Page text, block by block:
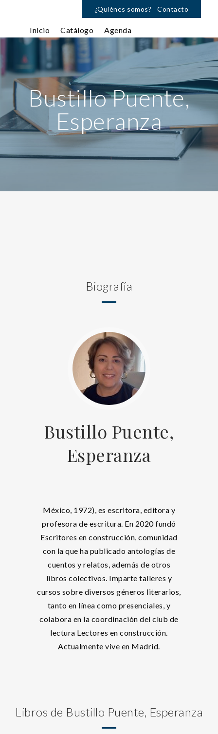
¿Quiénes somos? Contacto
Inicio Catálogo Agenda
Bustillo Puente,
Esperanza
Biografía
Bustillo Puente,
Esperanza
México, 1972), es escritora, editora y
profesora de escritura. En 2020 fundó
Escritores en construcción, comunidad
con la que ha publicado antologías de
cuentos y relatos, además de otros
libros colectivos. Imparte talleres y
cursos sobre diversos géneros literarios,
tanto en línea como presenciales, y
colabora en la coordinación del club de
lectura Lectores en construcción.
Actualmente vive en Madrid.
Libros de Bustillo Puente, Esperanza